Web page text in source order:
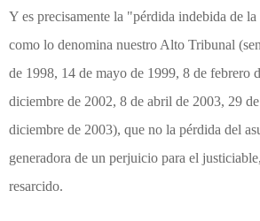
Y es precisamente la "pérdida indebida de
como lo denomina nuestro Alto Tribunal
de 1998, 14 de mayo de 1999, 8 de febrero
diciembre de 2002, 8 de abril de 2003, 29
diciembre de 2003), que no la pérdida del
generadora de un perjuicio para el
resarcido.